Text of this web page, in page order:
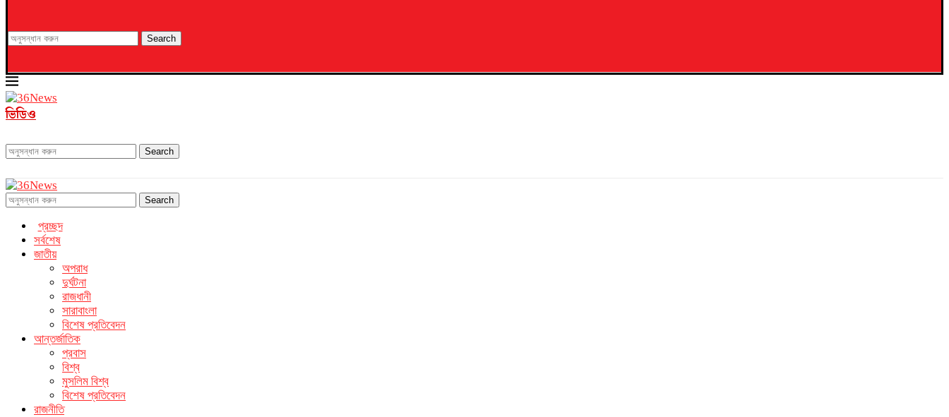
Search
ভিডিও
Search
Search
প্রচ্ছদ
সর্বশেষ
জাতীয়
অপরাধ
দুর্ঘটনা
রাজধানী
সারাবাংলা
বিশেষ প্রতিবেদন
আন্তর্জাতিক
প্রবাস
বিশ্ব
মুসলিম বিশ্ব
বিশেষ প্রতিবেদন
রাজনীতি